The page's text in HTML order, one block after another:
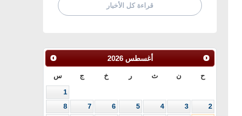
قراءة كل الأخبار
أغسطس 2026
ح ن ث ر خ ج س
1
2
3
4
5
6
7
8